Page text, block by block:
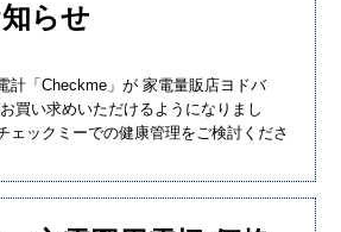
らせ
計「Checkme」が 家電量販店ヨドバ
買い求めいただけるようになりまし
ェックミーでの健康管理をご検討くださ